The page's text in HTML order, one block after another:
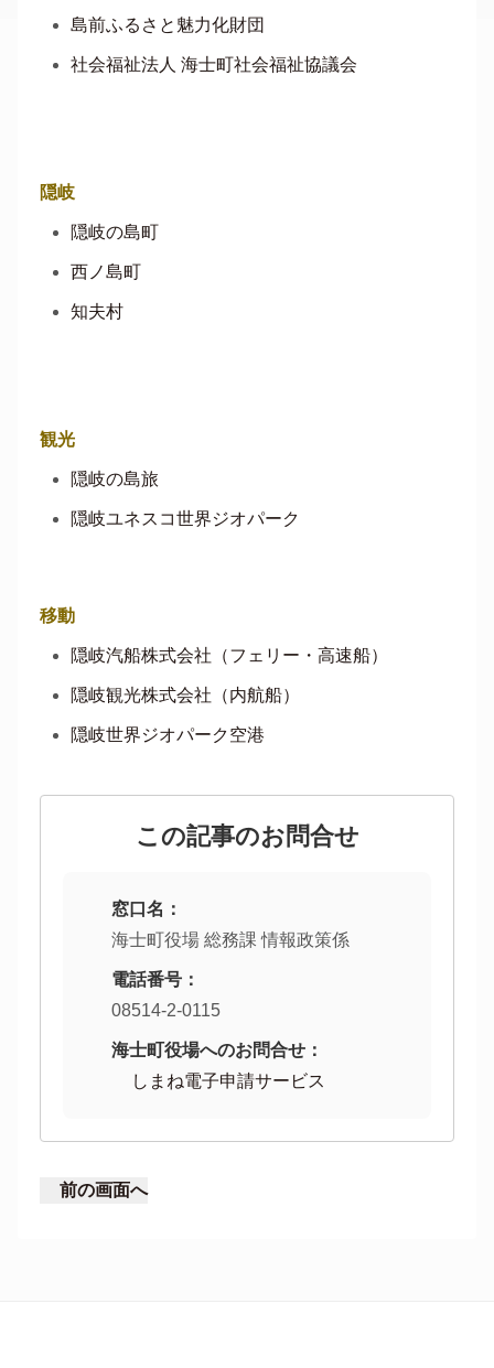
島前ふるさと魅力化財団
社会福祉法人 海士町社会福祉協議会
隠岐
隠岐の島町
西ノ島町
知夫村
観光
隠岐の島旅
隠岐ユネスコ世界ジオパーク
移動
隠岐汽船株式会社（フェリー・高速船）
隠岐観光株式会社（内航船）
隠岐世界ジオパーク空港
この記事のお問合せ
窓口名：
海士町役場 総務課 情報政策係
電話番号：
08514-2-0115
海士町役場へのお問合せ：
しまね電子申請サービス
前の画面へ